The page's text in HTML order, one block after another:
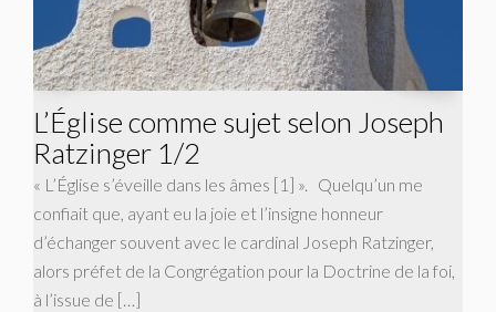
L’Église comme sujet selon Joseph
Ratzinger 1/2
« L’Église s’éveille dans les âmes [1] ». Quelqu’un me
confiait que, ayant eu la joie et l’insigne honneur
d’échanger souvent avec le cardinal Joseph Ratzinger,
alors préfet de la Congrégation pour la Doctrine de la foi,
à l’issue de […]